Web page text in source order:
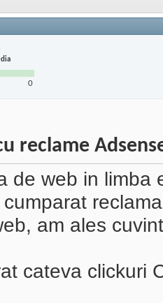
0
reclame
de web in limba
am ales
cateva clickuri